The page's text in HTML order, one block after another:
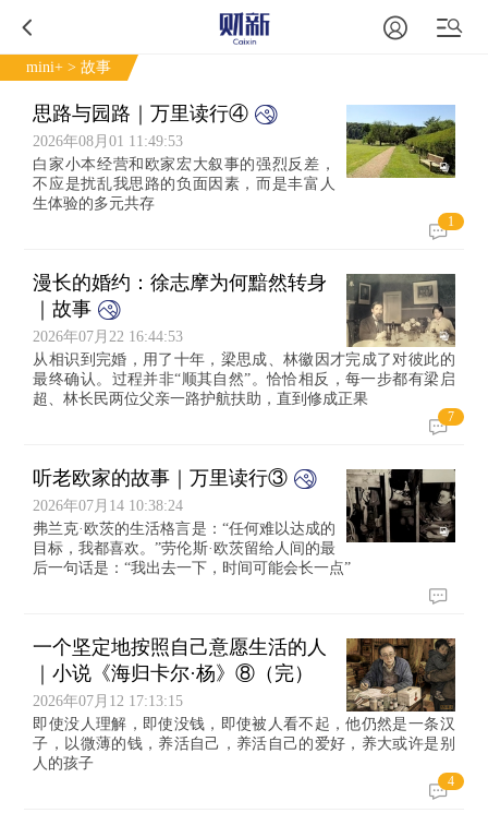
mini+ > 故事
思路与园路｜万里读行④
2026年08月01 11:49:53
白家小本经营和欧家宏大叙事的强烈反差，
不应是扰乱我思路的负面因素，而是丰富人
生体验的多元共存
1
漫长的婚约：徐志摩为何黯然转身
｜故事
2026年07月22 16:44:53
从相识到完婚，用了十年，梁思成、林徽因才完成了对彼此的
最终确认。过程并非“顺其自然”。恰恰相反，每一步都有梁启
超、林长民两位父亲一路护航扶助，直到修成正果
7
听老欧家的故事｜万里读行③
2026年07月14 10:38:24
弗兰克·欧茨的生活格言是：“任何难以达成的
目标，我都喜欢。”劳伦斯·欧茨留给人间的最
后一句话是：“我出去一下，时间可能会长一点”
一个坚定地按照自己意愿生活的人
｜小说《海归卡尔·杨》⑧（完）
2026年07月12 17:13:15
即使没人理解，即使没钱，即使被人看不起，他仍然是一条汉
子，以微薄的钱，养活自己，养活自己的爱好，养大或许是别
人的孩子
4